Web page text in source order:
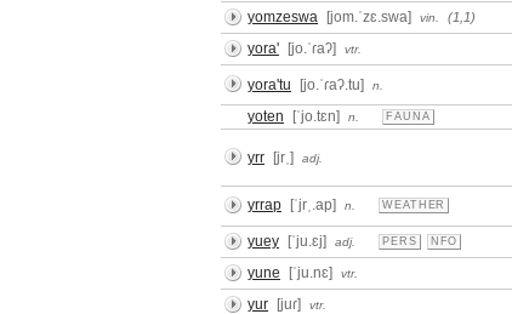
yomzeswa
[jom.ˈzɛ.swa] vin. (1,1)
yora'
[jo.ˈɾaʔ] vtr.
yora'tu [jo.ˈɾaʔ.tu] n.
yoten
[ˈjo.tɛn] n. FAUNA
yrr [jrˌ] adj.
yrrap
[ˈjrˌ.ap] n. WEATHER
yuey
[ˈju.ɛj] adj. PERS NFO
yune
[ˈju.nɛ] vtr.
yur
[juɾ] vtr.